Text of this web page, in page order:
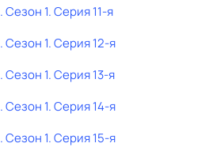
. Сезон 1. Серия 11-я
. Сезон 1. Серия 12-я
. Сезон 1. Серия 13-я
. Сезон 1. Серия 14-я
. Сезон 1. Серия 15-я